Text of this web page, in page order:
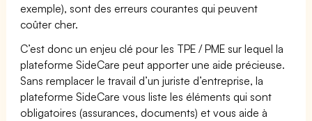
exemple), sont des erreurs courantes qui peuvent
coûter cher.
C’est donc un enjeu clé pour les TPE / PME sur lequel la
plateforme SideCare peut apporter une aide précieuse.
Sans remplacer le travail d’un juriste d’entreprise, la
plateforme SideCare vous liste les éléments qui sont
obligatoires (assurances, documents) et vous aide à